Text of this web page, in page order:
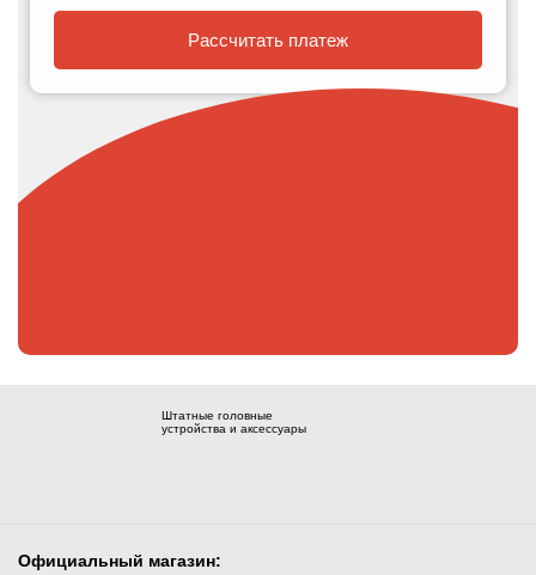
Рассчитать платеж
Штатные головные
устройства и аксессуары
Официальный магазин: